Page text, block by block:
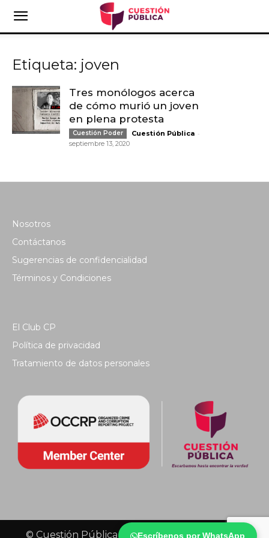
Escríbenos por WhatsApp
Etiqueta: joven
Tres monólogos acerca
de cómo murió un joven
en plena protesta
Cuestión Poder Cuestión Pública -
septiembre 13, 2020
Nosotros
Contáctanos
Sugerencias de confidencialidad
Términos y Condiciones
El Club CP
Política de privacidad
Tratamiento de datos personales
© Cuestión Pública 2018 - Todos los derechos